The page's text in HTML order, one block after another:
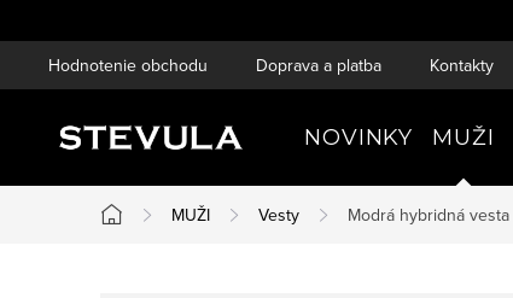
na
Hodnotenie obchodu Doprava a platba Kontakty
NOVINKY MUŽI
Domov
MUŽI Vesty Modrá hybridná vesta